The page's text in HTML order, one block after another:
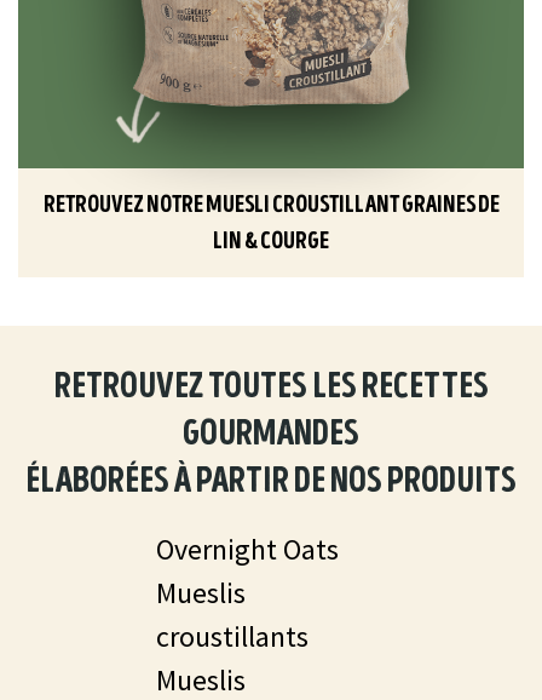
retrouvez notre muesli croustillant graines de
lin & courge
retrouvez toutes les recettes
gourmandes
élaborées à partir de nos produits
Overnight Oats
Mueslis
croustillants
Mueslis